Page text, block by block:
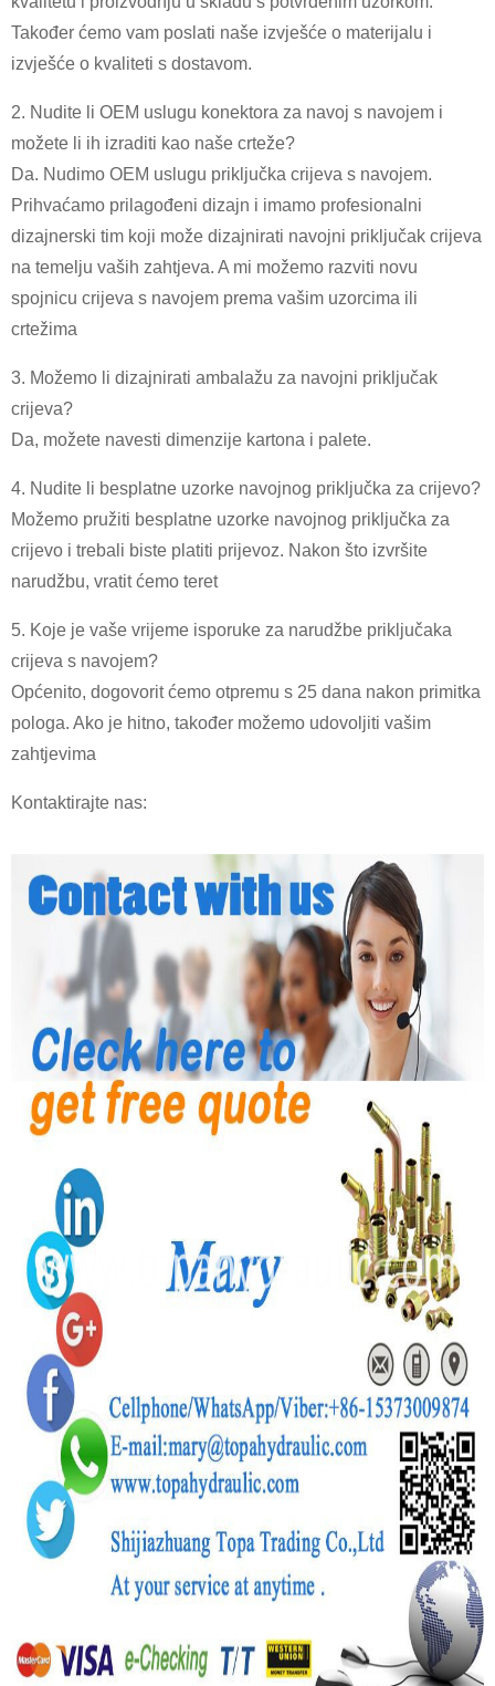
Također ćemo vam poslati naše izvješće o materijalu i
izvješće o kvaliteti s dostavom.
2. Nudite li OEM uslugu konektora za navoj s navojem i
možete li ih izraditi kao naše crteže?
Da. Nudimo OEM uslugu priključka crijeva s navojem.
Prihvaćamo prilagođeni dizajn i imamo profesionalni
dizajnerski tim koji može dizajnirati navojni priključak crijeva
na temelju vaših zahtjeva. A mi možemo razviti novu
spojnicu crijeva s navojem prema vašim uzorcima ili
crtežima
3. Možemo li dizajnirati ambalažu za navojni priključak
crijeva?
Da, možete navesti dimenzije kartona i palete.
4. Nudite li besplatne uzorke navojnog priključka za crijevo?
Možemo pružiti besplatne uzorke navojnog priključka za
crijevo i trebali biste platiti prijevoz. Nakon što izvršite
narudžbu, vratit ćemo teret
5. Koje je vaše vrijeme isporuke za narudžbe priključaka
crijeva s navojem?
Općenito, dogovorit ćemo otpremu s 25 dana nakon primitka
pologa. Ako je hitno, također možemo udovoljiti vašim
zahtjevima
Kontaktirajte nas: